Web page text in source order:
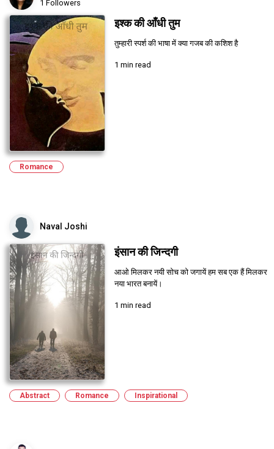
1 Followers
इश्क की आँधी तुम
तुम्हारी स्पर्श की भाषा में क्या गजब की कशिश है
1 min read
Romance
Naval Joshi
इंसान की जिन्दगी
आओ मिलकर नयी सोच को जगायें हम सब एक हैं मिलकर
नया भारत बनायें।
1 min read
Abstract Romance Inspirational